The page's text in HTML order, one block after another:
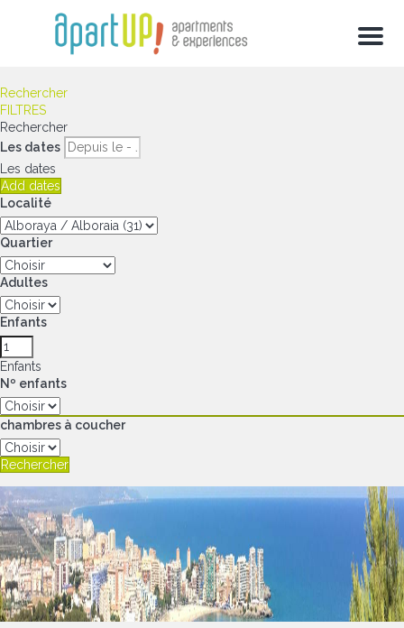
Menu
Rechercher
FILTRES
Rechercher
Les dates
Les dates
Add dates
Localité
Quartier
Adultes
Enfants
Enfants
Nº enfants
chambres à coucher
Rechercher